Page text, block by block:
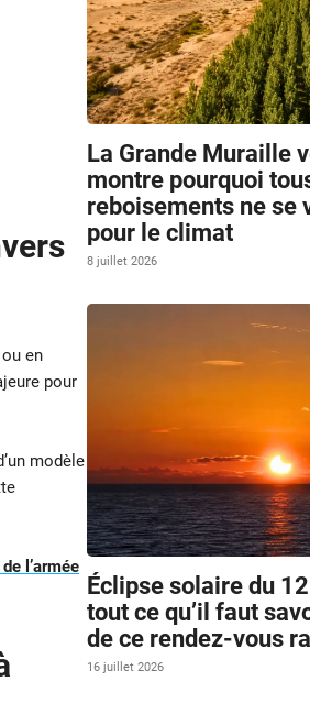
en
pour
modèle
l’armée
La Grande Muraille
montre pourquoi
reboisements ne se
pour le climat
8 juillet 2026
Éclipse solaire du
tout ce qu’il faut
de ce rendez-vous
16 juillet 2026